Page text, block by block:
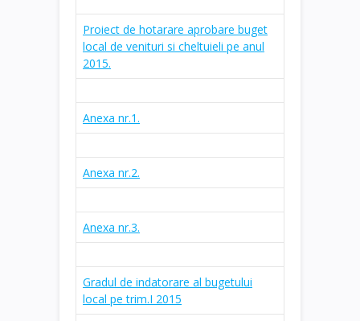
Proiect de hotarare aprobare buget
local de venituri si cheltuieli pe anul
2015.
Anexa nr.1.
Anexa nr.2.
Anexa nr.3.
Gradul de indatorare al bugetului
local pe trim.I 2015